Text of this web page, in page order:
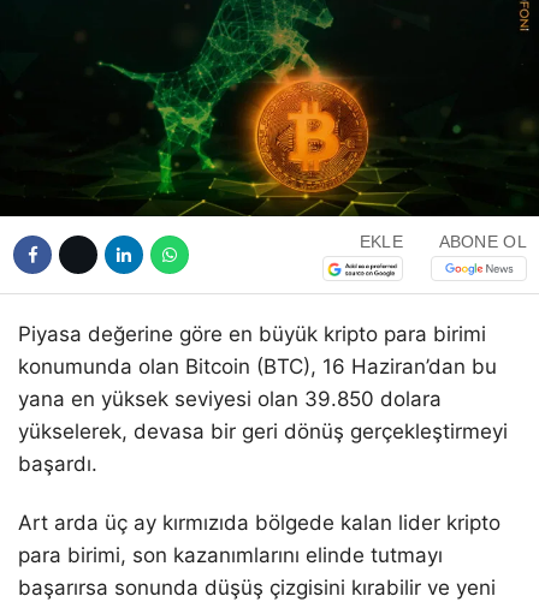
EKLE ABONE OL
Piyasa değerine göre en büyük kripto para birimi
konumunda olan Bitcoin (BTC), 16 Haziran’dan bu
yana en yüksek seviyesi olan 39.850 dolara
yükselerek, devasa bir geri dönüş gerçekleştirmeyi
başardı.
Art arda üç ay kırmızıda bölgede kalan lider kripto
para birimi, son kazanımlarını elinde tutmayı
başarırsa sonunda düşüş çizgisini kırabilir ve yeni